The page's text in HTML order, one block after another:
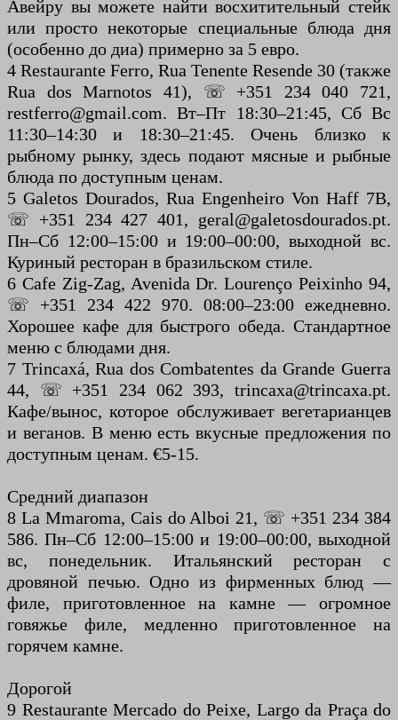
Авейру вы можете найти восхитительный стейк
или просто некоторые специальные блюда дня
(особенно до диа) примерно за 5 евро.
4 Restaurante Ferro, Rua Tenente Resende 30 (также
Rua dos Marnotos 41), ☏ +351 234 040 721,
restferro@gmail.com. Вт–Пт 18:30–21:45, Сб Вс
11:30–14:30 и 18:30–21:45. Очень близко к
рыбному рынку, здесь подают мясные и рыбные
блюда по доступным ценам.
5 Galetos Dourados, Rua Engenheiro Von Haff 7B,
☏ +351 234 427 401, geral@galetosdourados.pt.
Пн–Сб 12:00–15:00 и 19:00–00:00, выходной вс.
Куриный ресторан в бразильском стиле.
6 Cafe Zig-Zag, Avenida Dr. Lourenço Peixinho 94,
☏ +351 234 422 970. 08:00–23:00 ежедневно.
Хорошее кафе для быстрого обеда. Стандартное
меню с блюдами дня.
7 Trincaxá, Rua dos Combatentes da Grande Guerra
44, ☏ +351 234 062 393, trincaxa@trincaxa.pt.
Кафе/вынос, которое обслуживает вегетарианцев
и веганов. В меню есть вкусные предложения по
доступным ценам. €5-15.
Средний диапазон
8 La Mmaroma, Cais do Alboi 21, ☏ +351 234 384
586. Пн–Сб 12:00–15:00 и 19:00–00:00, выходной
вс, понедельник. Итальянский ресторан с
дровяной печью. Одно из фирменных блюд —
филе, приготовленное на камне — огромное
говяжье филе, медленно приготовленное на
горячем камне.
Дорогой
9 Restaurante Mercado do Peixe, Largo da Praça do